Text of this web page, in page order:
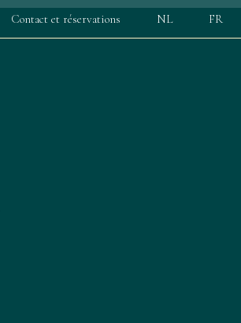
Contact et réservations NL FR